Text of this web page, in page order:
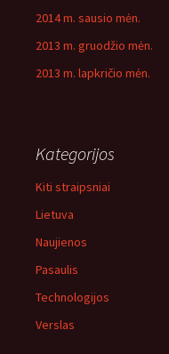
2014 m. sausio mėn.
2013 m. gruodžio mėn.
2013 m. lapkričio mėn.
Kategorijos
Kiti straipsniai
Lietuva
Naujienos
Pasaulis
Technologijos
Verslas